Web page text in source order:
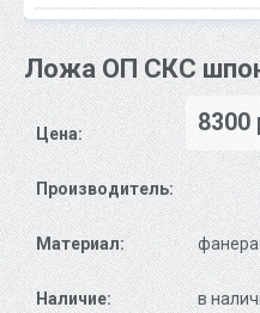
Ложа ОП СКС
Цена: 8300
Производитель:
Материал: фанера
Наличие: в